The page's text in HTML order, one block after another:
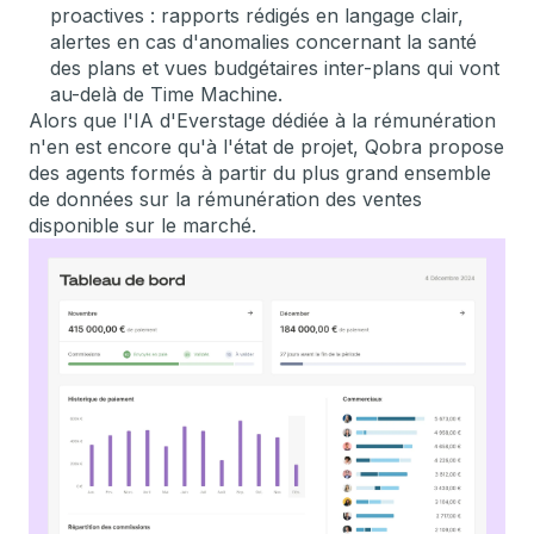
proactives : rapports rédigés en langage clair,
alertes en cas d'anomalies concernant la santé
des plans et vues budgétaires inter-plans qui vont
au-delà de Time Machine.
Alors que l'IA d'Everstage dédiée à la rémunération
n'en est encore qu'à l'état de projet, Qobra propose
des agents formés à partir du plus grand ensemble
de données sur la rémunération des ventes
disponible sur le marché.